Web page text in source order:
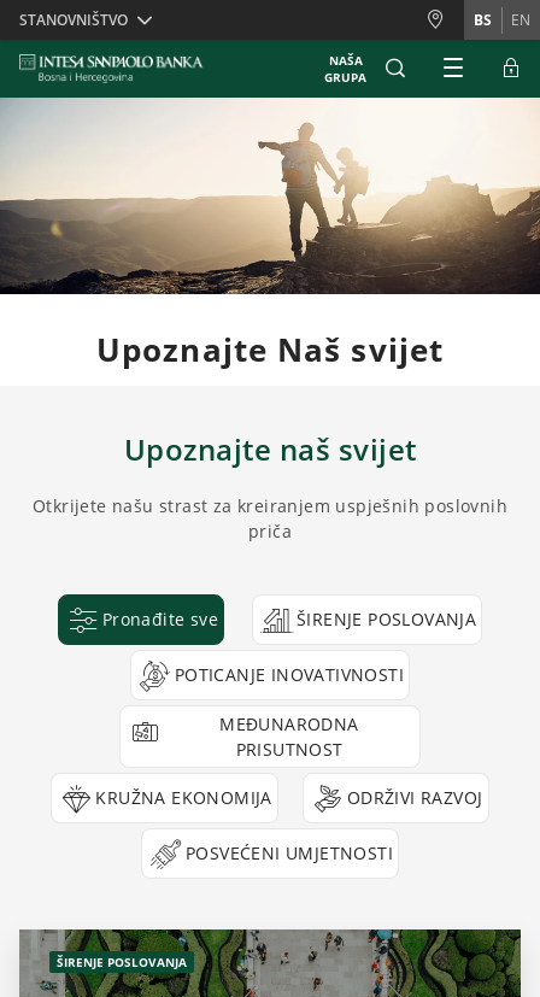
Skiplinks
STANOVNIŠTVO BS EN
NAŠA
GRUPA
Upoznajte Naš svijet
Upoznajte naš svijet
Otkrijete našu strast za kreiranjem uspješnih poslovnih
priča
Pronađite sve ŠIRENJE POSLOVANJA
POTICANJE INOVATIVNOSTI
MEĐUNARODNA
PRISUTNOST
KRUŽNA EKONOMIJA ODRŽIVI RAZVOJ
POSVEĆENI UMJETNOSTI
ŠIRENJE POSLOVANJA